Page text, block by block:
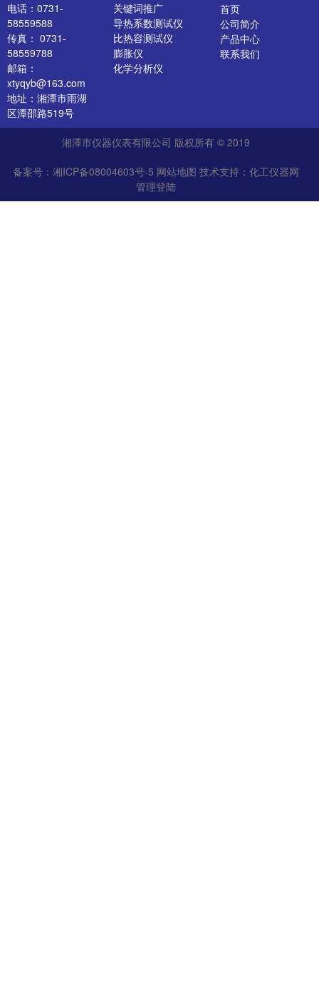
电话：0731-
58559588
传真： 0731-
58559788
邮箱：
xtyqyb@163.com
地址：湘潭市雨湖
区潭邵路519号
关键词推广
导热系数测试仪
比热容测试仪
膨胀仪
化学分析仪
多孔、工程陶瓷检
测仪器
保温耐火材料检测
玻璃检测仪器
首页
公司简介
产品中心
联系我们
湘潭市仪器仪表有限公司 版权所有 © 2019
备案号：湘ICP备08004603号-5 网站地图 技术支持： 化工仪器网
管理登陆